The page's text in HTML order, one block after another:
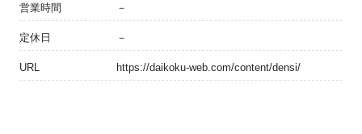
営業時間 －
定休日 －
URL https://daikoku-web.com/content/densi/